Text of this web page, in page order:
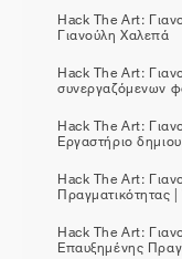
Hack The Art:
Γιανούλη Χαλεπά
Hack The Art:
συνεργαζόμενων
Hack The Art:
Εργαστήριο
Hack The Art:
Πραγματικότητας
Hack The Art:
Επαυξημένης